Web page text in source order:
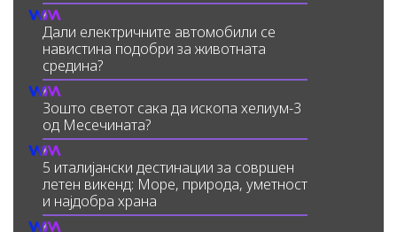
Дали електричните автомобили се
навистина подобри за животната
средина?
Зошто светот сака да ископа хелиум-3
од Месечината?
5 италијански дестинации за совршен
летен викенд: Море, природа, уметност
и најдобра храна